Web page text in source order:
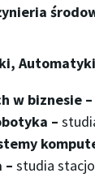
w biznesie –
–
– studia